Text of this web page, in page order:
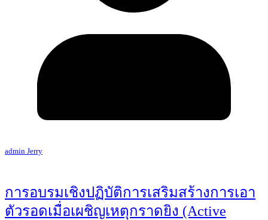
admin Jerry
การอบรมเชิงปฏิบัติการเสริมสร้างการเอา
ตัวรอดเมื่อเผชิญเหตุกราดยิง (Active